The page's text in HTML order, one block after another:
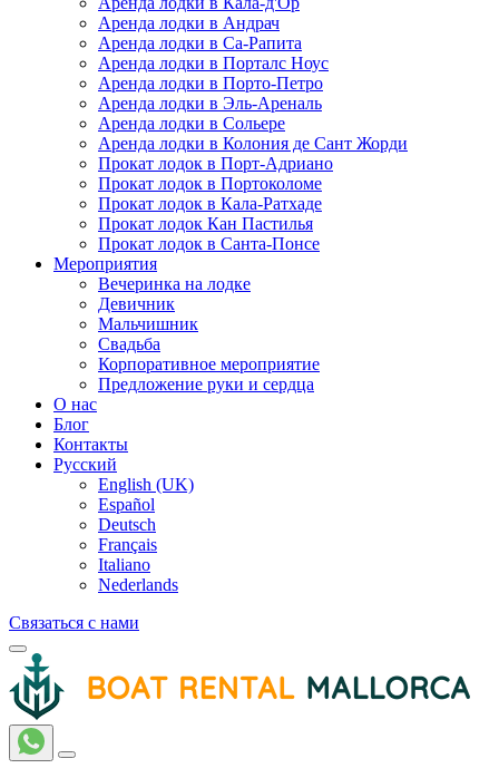
Аренда лодки в Андрач
Аренда лодки в Са-Рапита
Аренда лодки в Порталс Ноус
Аренда лодки в Порто-Петро
Аренда лодки в Эль-Ареналь
Аренда лодки в Сольере
Аренда лодки в Колония де Сант Жорди
Прокат лодок в Порт-Адриано
Прокат лодок в Портоколоме
Прокат лодок в Кала-Ратхаде
Прокат лодок Кан Пастилья
Прокат лодок в Санта-Понсе
Мероприятия
Вечеринка на лодке
Девичник
Мальчишник
Свадьба
Корпоративное мероприятие
Предложение руки и сердца
О нас
Блог
Контакты
Русский
English (UK)
Español
Deutsch
Français
Italiano
Nederlands
Связаться с нами